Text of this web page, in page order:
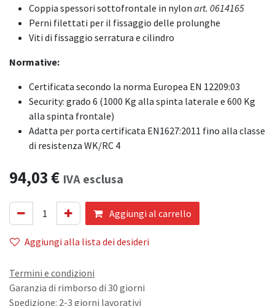
Coppia spessori sottofrontale in nylon art. 0614165
Perni filettati per il fissaggio delle prolunghe
Viti di fissaggio serratura e cilindro
Normative:
Certificata secondo la norma Europea EN 12209:03
Security: grado 6 (1000 Kg alla spinta laterale e 600 Kg
alla spinta frontale)
Adatta per porta certificata EN1627:2011 fino alla classe
di resistenza WK/RC 4
94,03€ IVA esclusa
Aggiungi al carrello
Aggiungi alla lista dei desideri
Termini e condizioni
Garanzia di rimborso di 30 giorni
Spedizione: 2-3 giorni lavorativi